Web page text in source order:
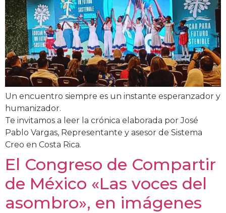
Un encuentro siempre es un instante esperanzador y
humanizador.
Te invitamos a leer la crónica elaborada por José
Pablo Vargas, Representante y asesor de Sistema
Creo en Costa Rica.
El Congreso de Compartir
de México «Las voces del
asombro», en imágenes